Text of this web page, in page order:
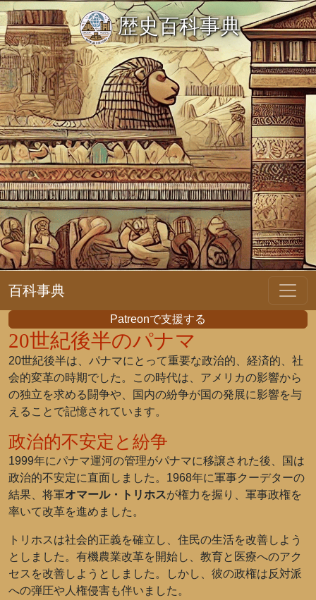
歴史百科事典
百科事典
Patreonで支援する
20世紀後半のパナマ
20世紀後半は、パナマにとって重要な政治的、経済的、社
会的変革の時期でした。この時代は、アメリカの影響から
の独立を求める闘争や、国内の紛争が国の発展に影響を与
えることで記憶されています。
政治的不安定と紛争
1999年にパナマ運河の管理がパナマに移譲された後、国は
政治的不安定に直面しました。1968年に軍事クーデターの
結果、将軍オマール・トリホスが権力を握り、軍事政権を
率いて改革を進めました。
トリホスは社会的正義を確立し、住民の生活を改善しよう
としました。有機農業改革を開始し、教育と医療へのアク
セスを改善しようとしました。しかし、彼の政権は反対派
への弾圧や人権侵害も伴いました。